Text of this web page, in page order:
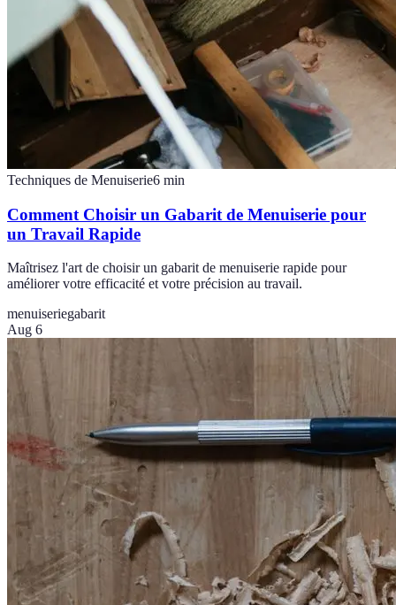
Techniques de Menuiserie6 min
Comment Choisir un Gabarit de Menuiserie pour
un Travail Rapide
Maîtrisez l'art de choisir un gabarit de menuiserie rapide pour
améliorer votre efficacité et votre précision au travail.
menuiseriegabarit
Aug 6